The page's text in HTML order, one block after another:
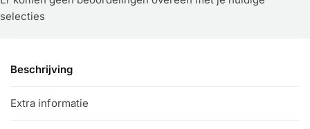
selecties
Beschrijving
Extra informatie